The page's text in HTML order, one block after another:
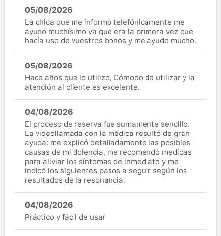
05/08/2026
La chica que me informó telefónicamente me
ayudo muchísimo ya que era la primera vez que
hacía uso de vuestros bonos y me ayudo mucho.
05/08/2026
Hace años que lo utilizo, Cómodo de utilizar y la
atención al cliente es excelente.
04/08/2026
El proceso de reserva fue sumamente sencillo.
La videollamada con la médica resultó de gran
ayuda: me explicó detalladamente las posibles
causas de mi dolencia, me recomendó medidas
para aliviar los síntomas de inmediato y me
indicó los siguientes pasos a seguir según los
resultados de la resonancia.
04/08/2026
Práctico y fácil de usar